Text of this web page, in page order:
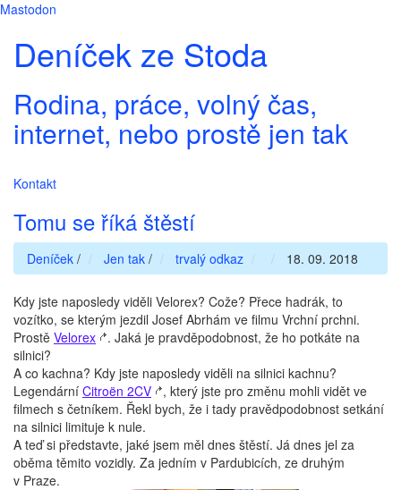
Mastodon
Deníček ze Stoda
Rodina, práce, volný čas,
internet, nebo prostě jen tak
Kontakt
Tomu se říká štěstí
Deníček / Jen tak / trvalý odkaz 18. 09. 2018
Kdy jste naposledy viděli Velorex? Cože? Přece hadrák, to
vozítko, se kterým jezdil Josef Abrhám ve filmu Vrchní prchni.
Prostě Velorex
. Jaká je pravděpodobnost, že ho potkáte na
silnici?
A co kachna? Kdy jste naposledy viděli na silnici kachnu?
Legendární Citroën 2CV
, který jste pro změnu mohli vidět ve
filmech s četníkem. Řekl bych, že i tady pravědpodobnost setkání
na silnici limituje k nule.
A teď si představte, jaké jsem měl dnes štěstí. Já dnes jel za
oběma těmito vozidly. Za jedním v Pardubicích, ze druhým
v Praze.